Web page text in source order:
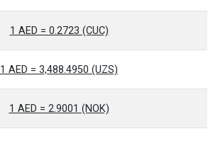
1 AED = 0.2723 (CUC)
1 AED = 3,488.4950 (UZS)
1 AED = 2.9001 (NOK)